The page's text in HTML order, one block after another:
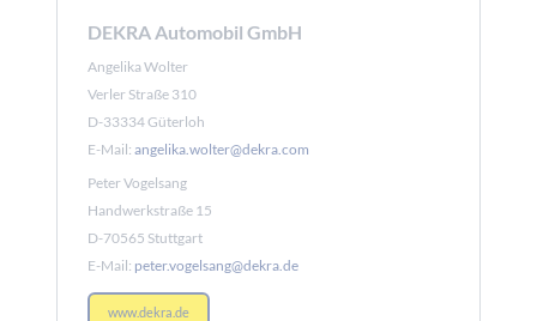
DEKRA Automobil GmbH
Angelika Wolter
Verler Straße 310
D-33334 Güterloh
E-Mail: angelika.wolter@dekra.com
Peter Vogelsang
Handwerkstraße 15
D-70565 Stuttgart
E-Mail: peter.vogelsang@dekra.de
www.dekra.de